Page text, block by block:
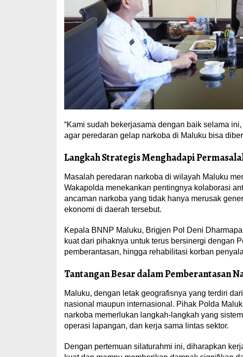
“Kami sudah bekerjasama dengan baik selama
agar peredaran gelap narkoba di Maluku bisa
Langkah Strategis Menghadapi
Masalah peredaran narkoba di wilayah Maluku
Wakapolda menekankan pentingnya kolaborasi
ancaman narkoba yang tidak hanya merusak
ekonomi di daerah tersebut.
Kepala BNNP Maluku, Brigjen Pol Deni
kuat dari pihaknya untuk terus bersinergi dengan
pemberantasan, hingga rehabilitasi korban
Tantangan Besar dalam Pemberantasan
Maluku, dengan letak geografisnya yang terdiri
nasional maupun internasional. Pihak Polda
narkoba memerlukan langkah-langkah yang
operasi lapangan, dan kerja sama lintas sektor.
Dengan pertemuan silaturahmi ini, diharapkan